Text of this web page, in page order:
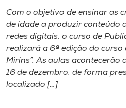
Portal de Ensino
A
Internacionalização
Com o objetivo de ensinar as
de idade a produzir conteúdo
redes digitais, o curso de
realizará a 6ª edição do curso
Mirins”. As aulas acontecerão
16 de dezembro, de forma
localizado […]